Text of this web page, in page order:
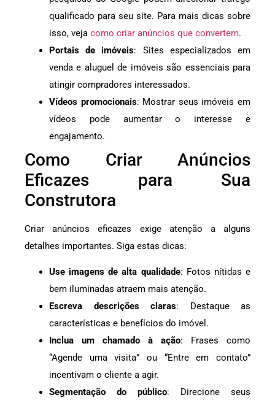
qualificado para seu site. Para mais dicas sobre
isso, veja como criar anúncios que convertem.
Portais de imóveis: Sites especializados em
venda e aluguel de imóveis são essenciais para
atingir compradores interessados.
Vídeos promocionais: Mostrar seus imóveis em
vídeos pode aumentar o interesse e
engajamento.
Como Criar Anúncios
Eficazes para Sua
Construtora
Criar anúncios eficazes exige atenção a alguns
detalhes importantes. Siga estas dicas:
Use imagens de alta qualidade: Fotos nítidas e
bem iluminadas atraem mais atenção.
Escreva descrições claras: Destaque as
características e benefícios do imóvel.
Inclua um chamado à ação: Frases como
“Agende uma visita” ou “Entre em contato”
incentivam o cliente a agir.
Segmentação do público: Direcione seus